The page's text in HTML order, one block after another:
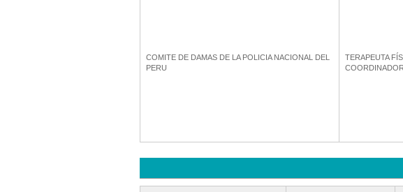
COMITE DE DAMAS DE LA POLICIA NACIONAL DEL
PERU
TERAPEUTA
COORDINADOR